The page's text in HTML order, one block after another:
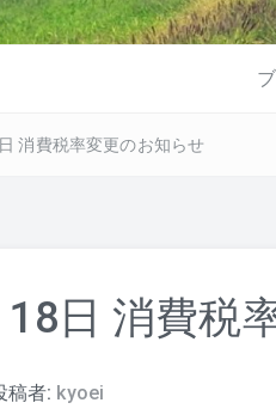
消費税率変更のお知らせ
日 消費税
稿者: kyoei